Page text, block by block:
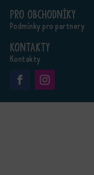
Pro obchodníky
Podmínky pro partnery
Kontakty
Kontakty